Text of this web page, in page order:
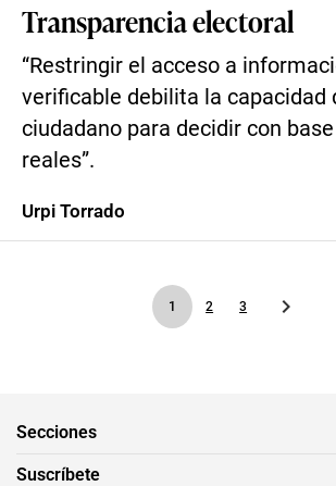
Transparencia electoral
“Restringir el acceso a
verificable debilita la capacidad
ciudadano para decidir con
reales”.
Urpi Torrado
1 2 3
Secciones
Suscríbete